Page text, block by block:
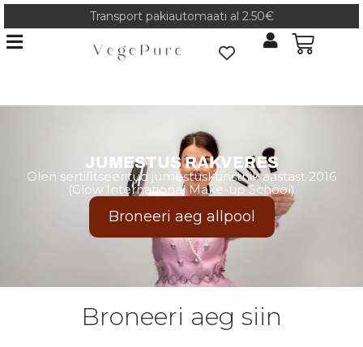
Transport pakiautomaati al 2.50€
JUMESTUS RAKVERES
Olen sertifitseeritud jumestuskunstnik aastast 2016
(Glow International Make-up School)
Broneeri aeg allpool
Broneeri aeg siin